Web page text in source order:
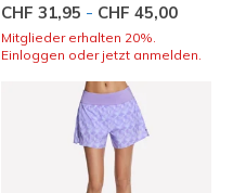
CHF 31,95 - CHF 45,00
Mitglieder erhalten 20%.
Einloggen oder jetzt anmelden.